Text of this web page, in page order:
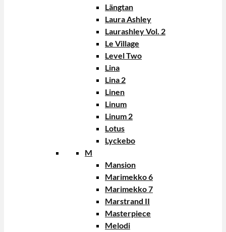
Längtan
Laura Ashley
Laurashley Vol. 2
Le Village
Level Two
Lina
Lina 2
Linen
Linum
Linum 2
Lotus
Lyckebo
M
Mansion
Marimekko 6
Marimekko 7
Marstrand II
Masterpiece
Melodi